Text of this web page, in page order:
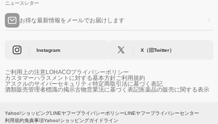
ニュースレター
お得な最新情報をメールでお届けします
Instagram X（旧Twitter）
ご利用上の注意LOHACOプライバシーポリシー
カスタマーハラスメントに対する基本方針ご利用規約
アスクルのサイバーセキュリティ特定商取引法に基づく表記
酒類販売管理者標識の掲示古物営業法に基づく表記医薬品の販売に関する表示
Yahoo!ショッピングLINEヤフープライバシーポリシーLINEヤフープライバシーセンター
利用規約免責事項Yahoo!ショッピングガイドライン